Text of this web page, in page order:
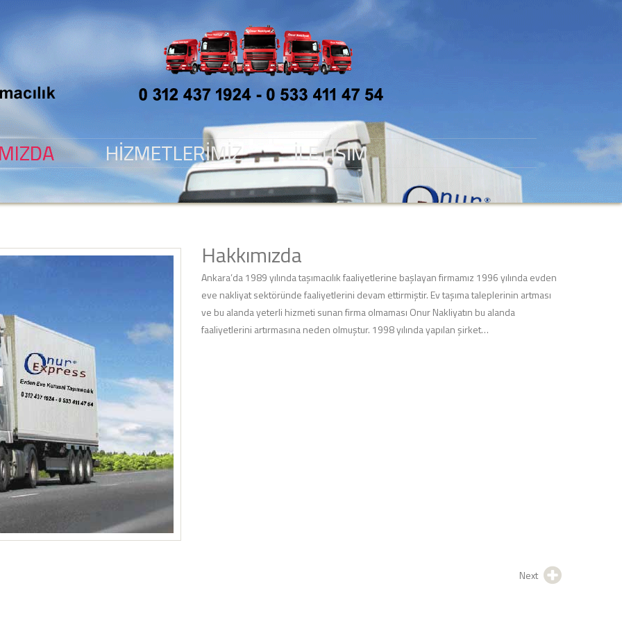
HIZMETLERIMIZ İLETIŞIM
Hakkımızda
Ankara’da 1989 yılında taşımacılık faaliyetlerine başlayan firmamız 1996 yılında evden
eve nakliyat sektöründe faaliyetlerini devam ettirmiştir. Ev taşıma taleplerinin artması
ve bu alanda yeterli hizmeti sunan firma olmaması Onur Nakliyatın bu alanda
faaliyetlerini artırmasına neden olmuştur. 1998 yılında yapılan şirket…
Next